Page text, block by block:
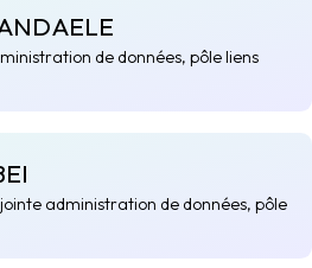
de données, pôle liens
administration de données, pôle